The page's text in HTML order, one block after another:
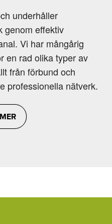
underhåller
genom effektiv
Vi har mångårig
en rad olika typer av
från förbund och
professionella nätverk.